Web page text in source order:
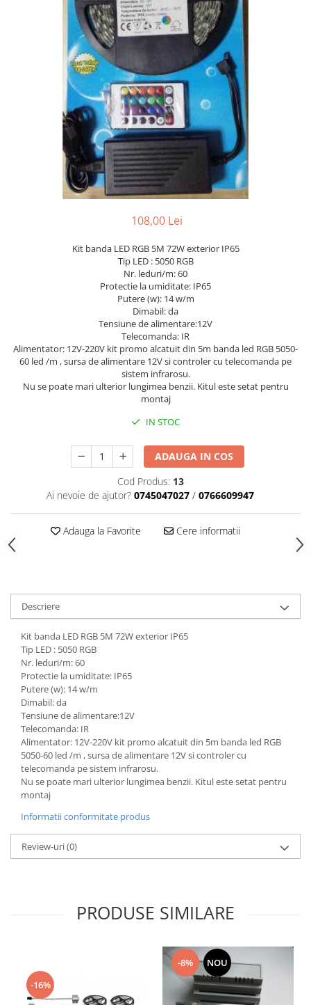
7 hexagoane led honeycomb
8 hexagoane led honeycomb
hexagoane led Honeycomb
personalizate
Tavan led honeycomb RGB
Tub led si conectori honeycomb
108,00 Lei
Kit banda LED RGB 5M 72W exterior IP65
Tip LED : 5050 RGB
Nr. leduri/m: 60
Protectie la umiditate: IP65
Putere (w): 14 w/m
Dimabil: da
Tensiune de alimentare:12V
Telecomanda: IR
Alimentator: 12V-220V kit promo alcatuit din 5m banda led RGB 5050-
60 led /m , sursa de alimentare 12V si controler cu telecomanda pe
sistem infrarosu.
Nu se poate mari ulterior lungimea benzii. Kitul este setat pentru
montaj
IN STOC
ADAUGA IN COS
Cod Produs: 13
Ai nevoie de ajutor? 0745047027 / 0766609947
Adauga la Favorite Cere informatii
Descriere
Kit banda LED RGB 5M 72W exterior IP65
Tip LED : 5050 RGB
Nr. leduri/m: 60
Protectie la umiditate: IP65
Putere (w): 14 w/m
Dimabil: da
Tensiune de alimentare:12V
Telecomanda: IR
Alimentator: 12V-220V kit promo alcatuit din 5m banda led RGB
5050-60 led /m , sursa de alimentare 12V si controler cu
telecomanda pe sistem infrarosu.
Nu se poate mari ulterior lungimea benzii. Kitul este setat pentru
montaj
Informatii conformitate produs
Review-uri(0)
PRODUSE SIMILARE
-16%
-8% NOU